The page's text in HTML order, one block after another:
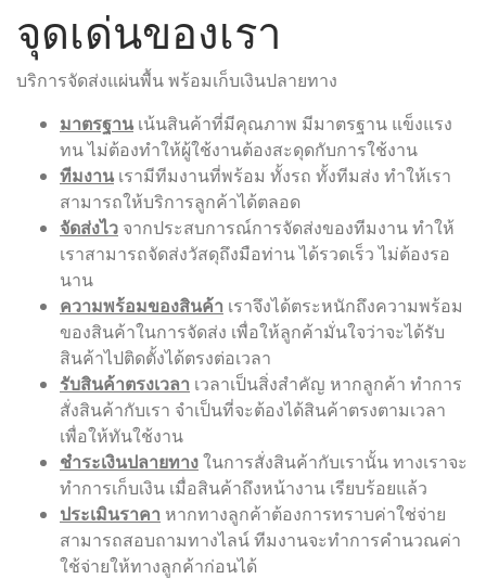
จุดเด่นของเรา
บริการจัดส่งแผ่นพื้น พร้อมเก็บเงินปลายทาง
มาตรฐาน เน้นสินค้าที่มีคุณภาพ มีมาตรฐาน แข็งแรง
ทน ไม่ต้องทำให้ผู้ใช้งานต้องสะดุดกับการใช้งาน
ทีมงาน เรามีทีมงานที่พร้อม ทั้งรถ ทั้งทีมส่ง ทำให้เรา
สามารถให้บริการลูกค้าได้ตลอด
จัดส่งไว จากประสบการณ์การจัดส่งของทีมงาน ทำให้
เราสามารถจัดส่งวัสดุถึงมือท่าน ได้รวดเร็ว ไม่ต้องรอ
นาน
ความพร้อมของสินค้า เราจึงได้ตระหนักถึงความพร้อม
ของสินค้าในการจัดส่ง เพื่อให้ลูกค้ามั่นใจว่าจะได้รับ
สินค้าไปติดตั้งได้ตรงต่อเวลา
รับสินค้าตรงเวลา เวลาเป็นสิ่งสำคัญ หากลูกค้า ทำการ
สั่งสินค้ากับเรา จำเป็นที่จะต้องได้สินค้าตรงตามเวลา
เพื่อให้ทันใช้งาน
ชำระเงินปลายทางในการสั่งสินค้ากับเรานั้น ทางเราจะ
ทำการเก็บเงิน เมื่อสินค้าถึงหน้างาน เรียบร้อยแล้ว
ประเมินราคา หากทางลูกค้าต้องการทราบค่าใช่จ่าย
สามารถสอบถามทางไลน์ ทีมงานจะทำการคำนวณค่า
ใช้จ่ายให้ทางลูกค้าก่อนได้